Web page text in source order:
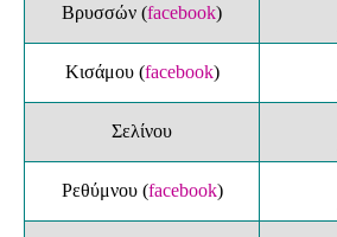
Βρυσσών (facebook)
Κισάμου (facebook)
Σελίνου
Ρεθύμνου(facebook)